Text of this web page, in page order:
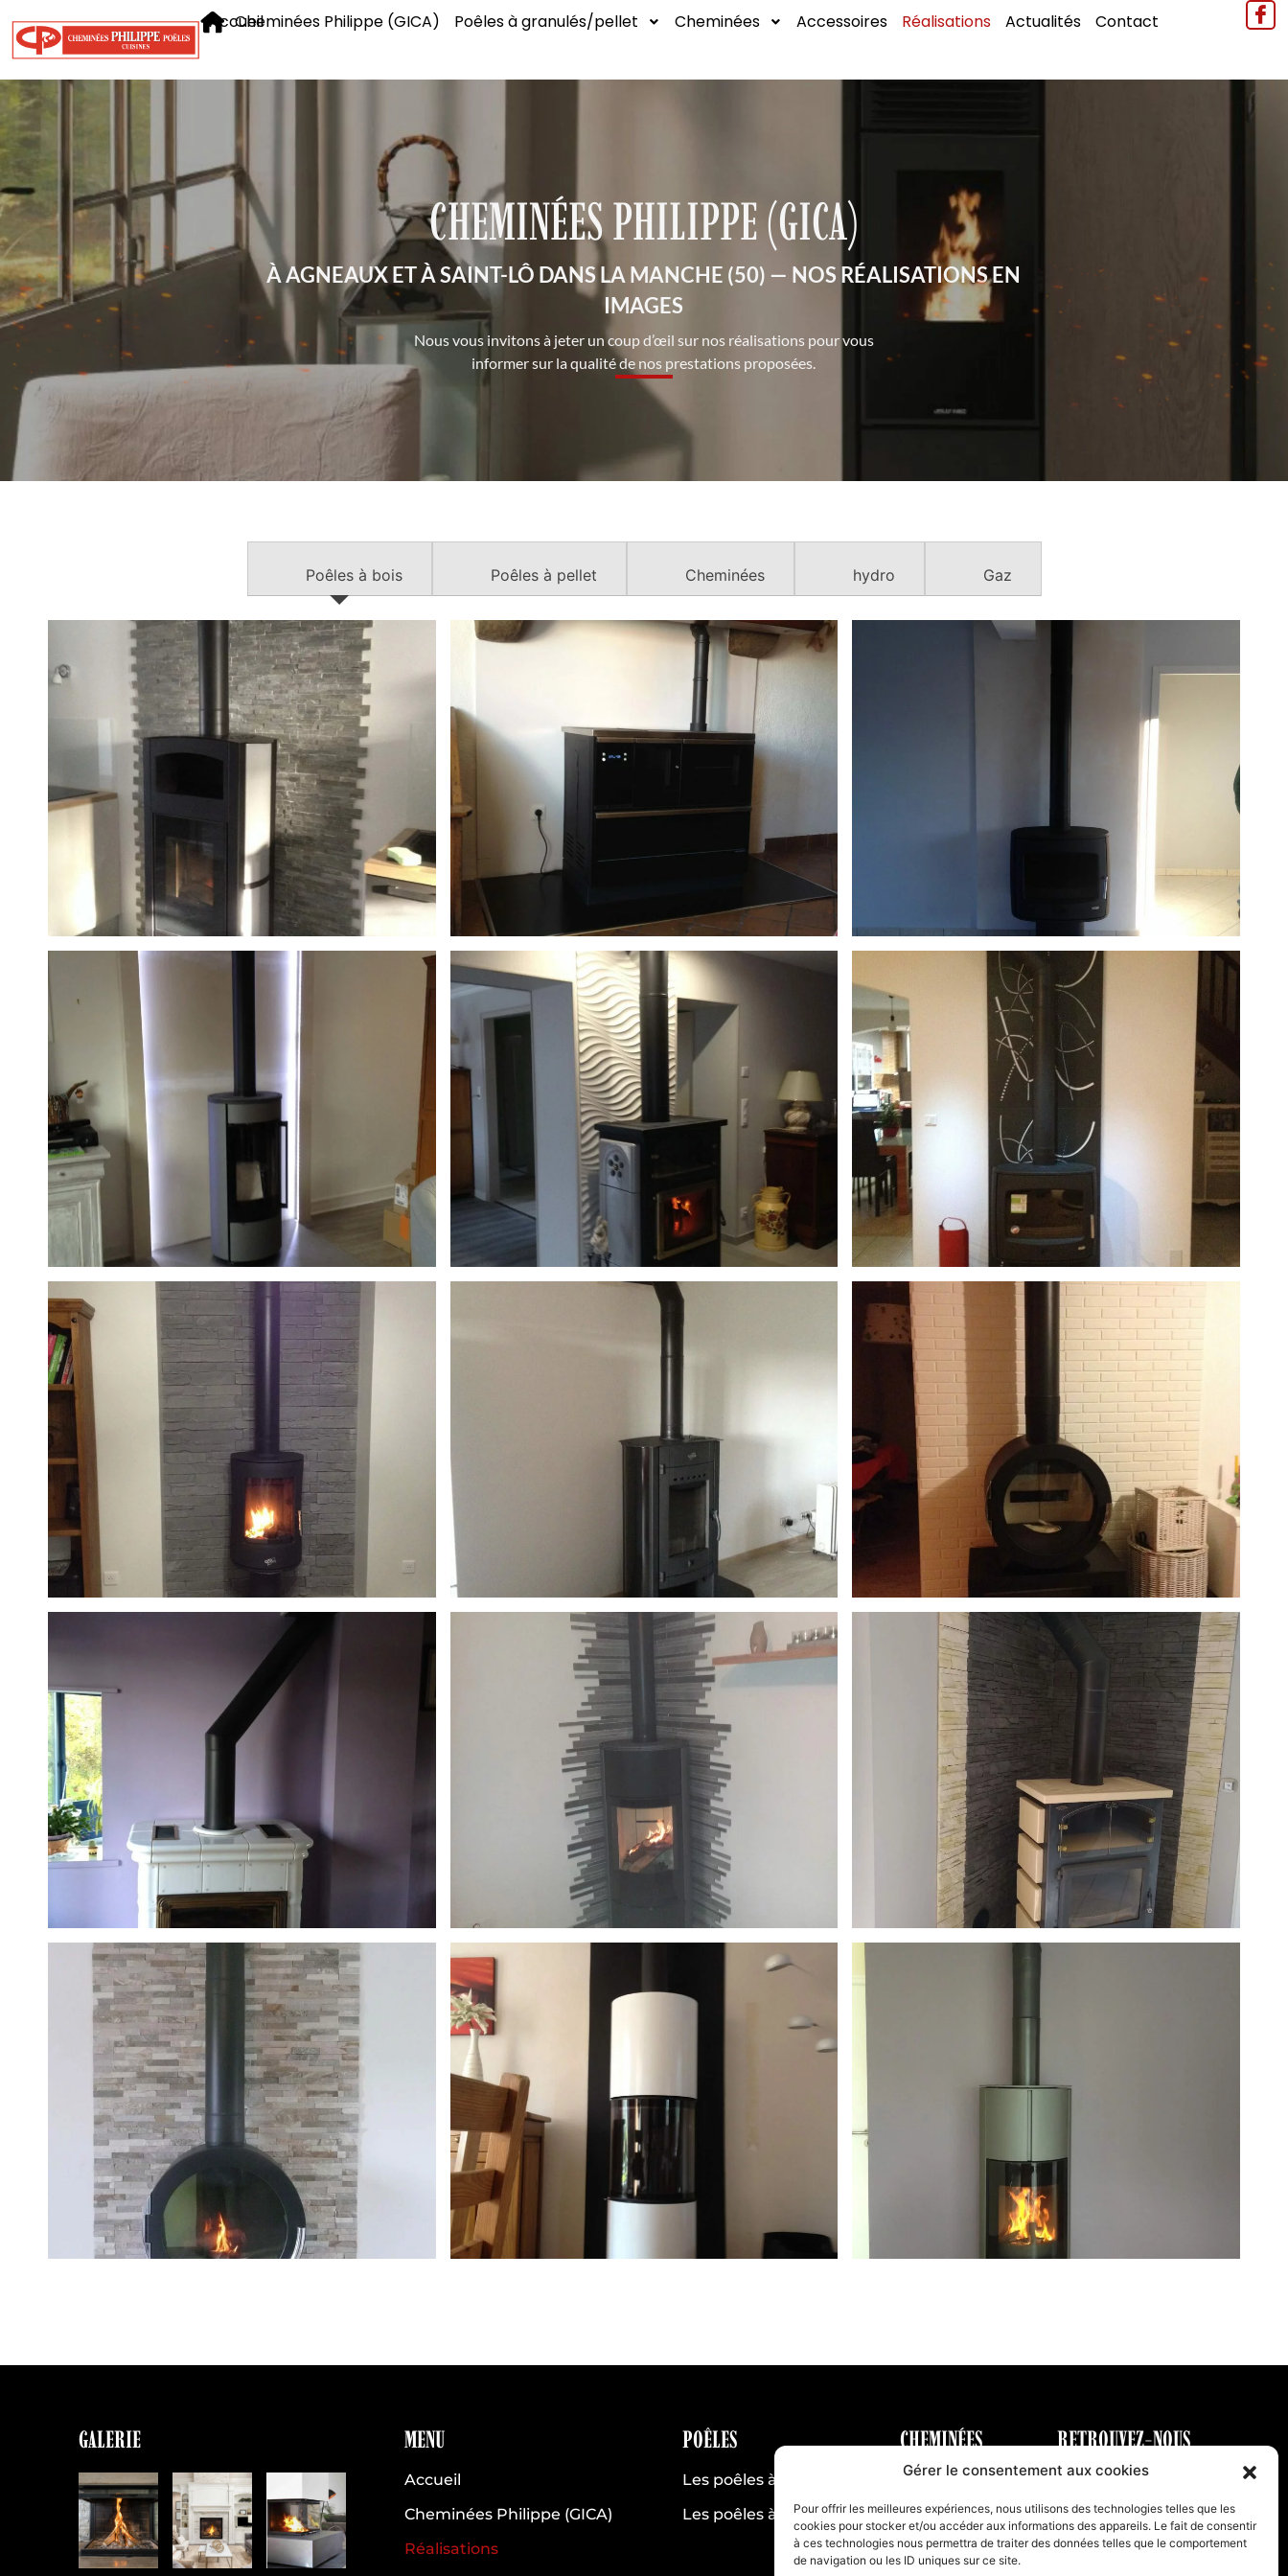
Gérer le consentement aux cookies
Pour offrir les meilleures expériences, nous utilisons des technologies telles que les
cookies pour stocker et/ou accéder aux informations des appareils. Le fait de consentir
à ces technologies nous permettra de traiter des données telles que le comportement
de navigation ou les ID uniques sur ce site.
AccueilCheminées Philippe (GICA) Poêles à granulés/pellet Cheminées Accessoires Réalisations Actualités Contact
CHEMINÉES PHILIPPE (GICA)
À AGNEAUX ET À SAINT-LÔ DANS LA MANCHE (50) — NOS RÉALISATIONS EN
IMAGES
Nous vous invitons à jeter un coup d’œil sur nos réalisations pour vous
informer sur la qualité de nos prestations proposées.
Poêles à bois Poêles à pellet Cheminées hydro Gaz
GALERIE MENU
Accueil
Cheminées Philippe (GICA)
Réalisations
POÊLES
Les poêles à bois
Les poêles à pellets
CHEMINÉES
Classique
Hydro
Gaz
RETROUVEZ-NOUS